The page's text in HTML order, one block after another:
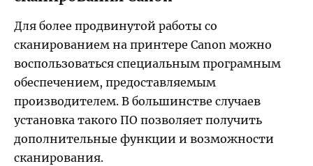
Для более продвинутой работы со
сканированием на принтере Canon можно
воспользоваться специальным програмным
обеспечением, предоставляемым
производителем. В большинстве случаев
установка такого ПО позволяет получить
дополнительные функции и возможности
сканирования.